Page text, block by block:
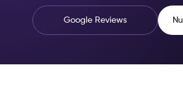
Google Reviews